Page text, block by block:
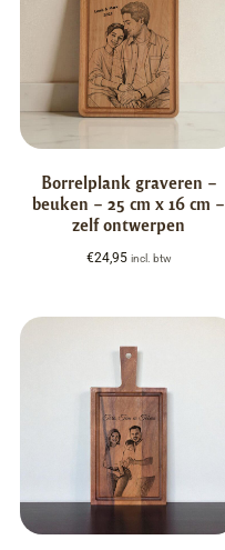
Borrelplank graveren –
beuken – 25 cm x 16 cm –
zelf ontwerpen
€24,95 incl. btw